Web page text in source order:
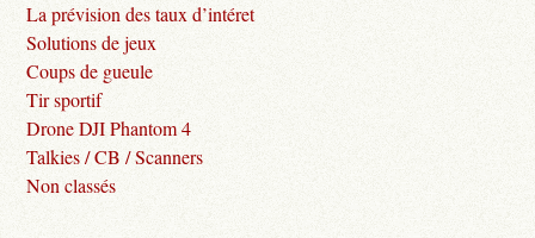
La prévision des taux d’intéret
Solutions de jeux
Coups de gueule
Tir sportif
Drone DJI Phantom 4
Talkies / CB / Scanners
Non classés